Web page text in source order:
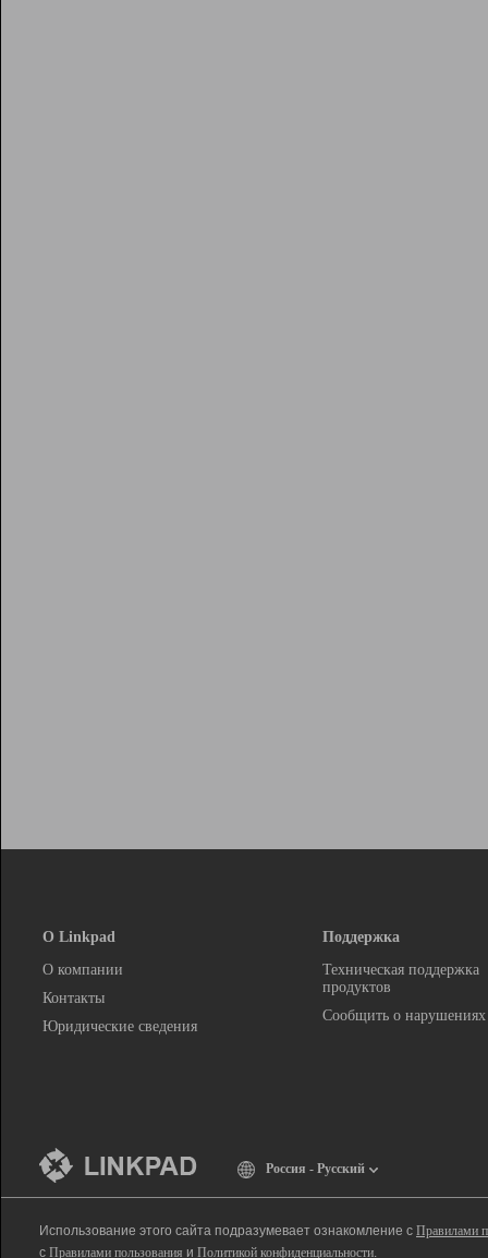
О Linkpad
О компании
Контакты
Юридические сведения
Поддержка
Техническая поддержка
продуктов
Сообщить о нарушениях
Россия - Русский
Использование этого сайта подразумевает ознакомление с Правилами
с Правилами пользования и Политикой конфиденциальности.